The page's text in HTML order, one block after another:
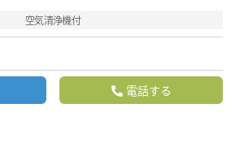
空気清浄機付
電話する